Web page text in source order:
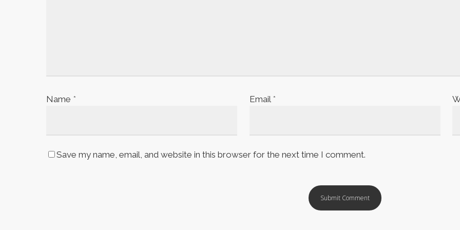
Name * Email *
Save my name, email, and website in this browser for the next time I comment.